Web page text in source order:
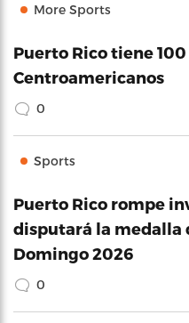
More Sports
Puerto Rico tiene
Centroamericanos
0
Sports
Puerto Rico rompe
disputará la medalla
Domingo 2026
0